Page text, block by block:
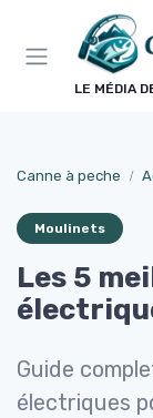
LE MÉDIA
Canne à peche
Moulinets
Les 5
Guide
électriques
Panneau de